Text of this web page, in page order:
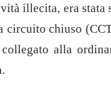
illecita, era
chiuso
alla